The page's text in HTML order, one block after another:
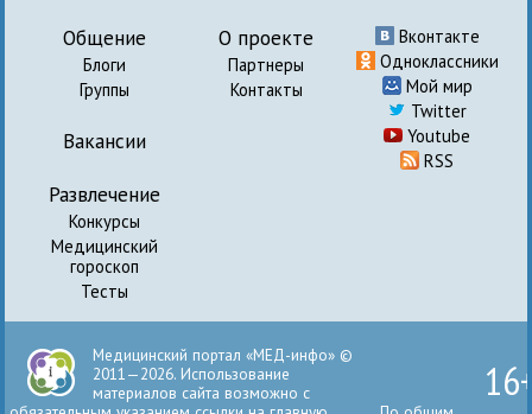
Общение
Блоги
Группы
Вакансии
Развлечение
Конкурсы
Медицинский
гороскоп
Тесты
О проекте
Партнеры
Контакты
Вконтакте
Одноклассники
Мой мир
Twitter
Youtube
RSS
Медицинский портал «МЕД-инфо» ©
2011—2026. Использование
материалов сайта возможно с